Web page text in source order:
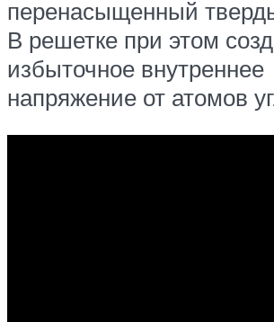
перенасыщенный
В решетке при этом
избыточное внутреннее
напряжение от атомов